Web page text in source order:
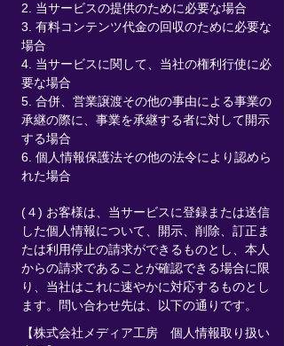
2. 当サービスの提供のために必要な場合
3. 有料コンテンツ代金の回収のために必要な
場合
4. 当サービスに関して、当社の権利行使に必
要な場合
5. 合併、営業譲渡その他の事由による事業の
承継の際に、事業を承継する者に対して開示
する場合
6. 個人情報保護法その他の法令により認めら
れた場合
(４) お客様は、当サービスに登録または送信
した個人情報について、開示、削除、訂正ま
たは利用停止の請求ができるものとし、本人
からの請求であることが確認できる場合に限
り、当社はこれに速やかに対応するものとし
ます。問い合わせ先は、以下の通りです。
【株式会社メディア工房 個人情報取り扱い